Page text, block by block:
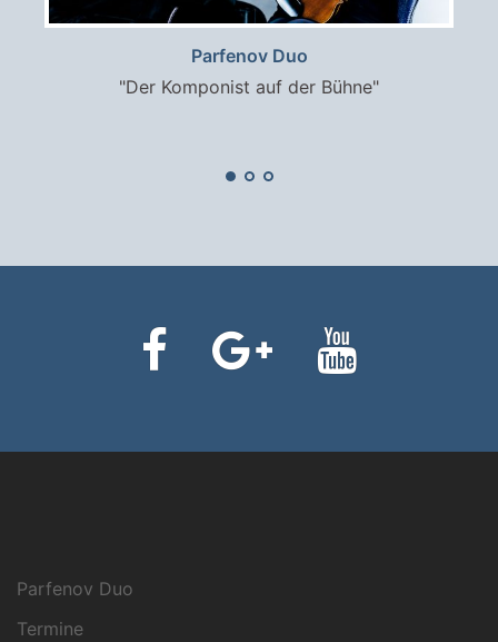
Parfenov Duo
"Der Komponist auf der Bühne"
Facebook Google+
Parfenov Duo
Termine